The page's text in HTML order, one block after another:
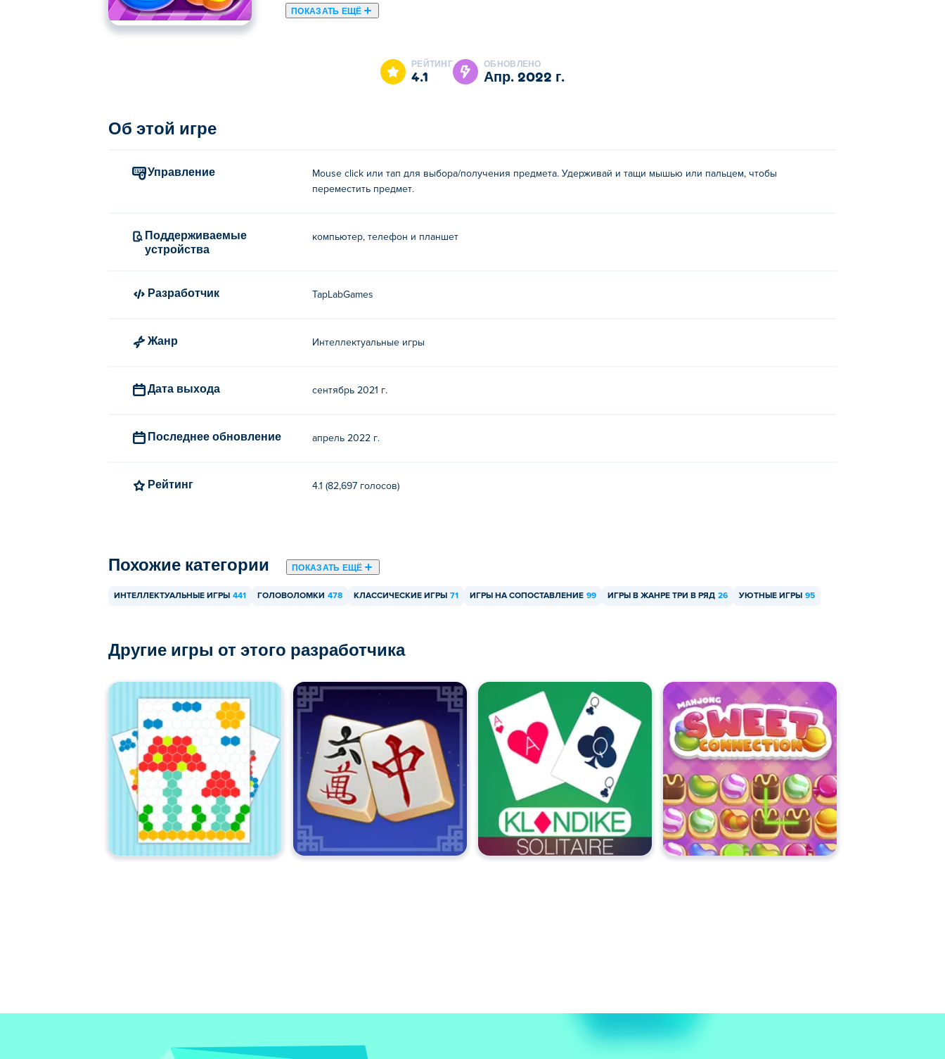
ПОКАЗАТЬ ЕЩЁ
Здесь можно сыграть в Sweet World. Sweet World это одна наших лучших игр из категории Интеллектуальные игры.
РЕЙТИНГ
4.1
ОБНОВЛЕНО
апр. 2022 г.
Об этой игре
Управление
Mouse click или тап для выбора/получения предмета. Удерживай и тащи мышью или пальцем, чтобы
переместить предмет.
Поддерживаемые
устройства
компьютер, телефон и планшет
Разработчик TapLabGames
Жанр Интеллектуальные игры
Дата выхода сентябрь 2021 г.
Последнее обновление апрель 2022 г.
Рейтинг 4.1 (82,697 голосов)
Похожие категории ПОКАЗАТЬ ЕЩЁ
ИНТЕЛЛЕКТУАЛЬНЫЕ ИГРЫ 441 ГОЛОВОЛОМКИ 478 КЛАССИЧЕСКИЕ ИГРЫ 71 ИГРЫ НА СОПОСТАВЛЕНИЕ 99 ИГРЫ В ЖАНРЕ ТРИ В РЯД 26 УЮТНЫЕ ИГРЫ 95
Другие игры от этого разработчика